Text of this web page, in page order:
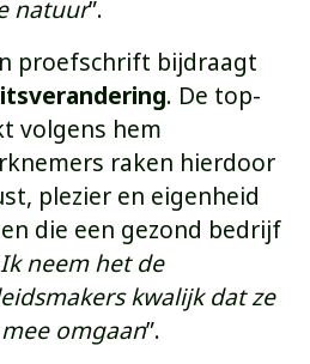
natuur”.
proefschrift bijdraagt
. De top-
volgens hem
raken hierdoor
plezier en eigenheid
die een gezond bedrijf
Ik neem het de
kwalijk dat ze
omgaan”.